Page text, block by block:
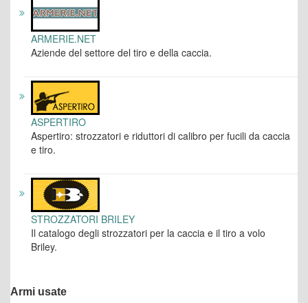
ARMERIE.NET
Aziende del settore del tiro e della caccia.
ASPERTIRO
Aspertiro: strozzatori e riduttori di calibro per fucili da caccia
e tiro.
STROZZATORI BRILEY
Il catalogo degli strozzatori per la caccia e il tiro a volo
Briley.
Armi usate